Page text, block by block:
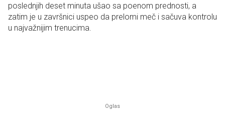
poslednjih deset minuta ušao sa poenom prednosti, a
zatim je u završnici uspeo da prelomi meč i sačuva kontrolu
u najvažnijim trenucima.